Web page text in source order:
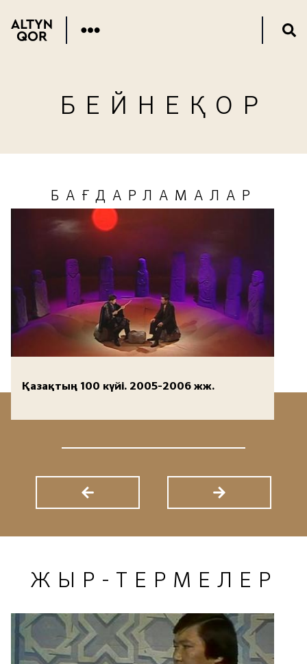
БЕЙНЕҚОР
БАҒДАРЛАМАЛАР
Қазақтың 100 күйі. 2005-2006 жж.
ЖЫР-ТЕРМЕЛЕР